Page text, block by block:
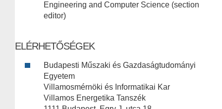
Engineering and Computer Science (section
editor)
ELÉRHETŐSÉGEK
Budapesti Műszaki és Gazdaságtudományi
Egyetem
Villamosmérnöki és Informatikai Kar
Villamos Energetika Tanszék